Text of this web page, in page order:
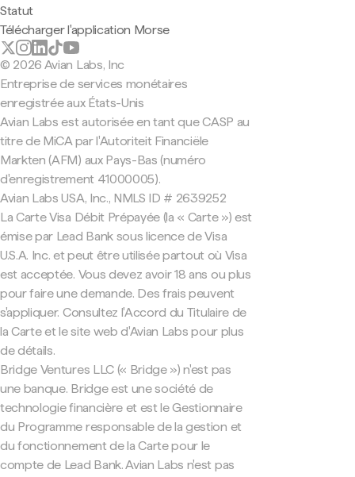
Statut
Télécharger l'application Morse
© 2026 Avian Labs, Inc
Entreprise de services monétaires
enregistrée aux États-Unis
Avian Labs est autorisée en tant que CASP au
titre de MiCA par l'Autoriteit Financiële
Markten (AFM) aux Pays-Bas (numéro
d'enregistrement 41000005).
Avian Labs USA, Inc., NMLS ID # 2639252
La Carte Visa Débit Prépayée (la « Carte ») est
émise par Lead Bank sous licence de Visa
U.S.A. Inc. et peut être utilisée partout où Visa
est acceptée. Vous devez avoir 18 ans ou plus
pour faire une demande. Des frais peuvent
s'appliquer. Consultez l'Accord du Titulaire de
la Carte et le site web d'Avian Labs pour plus
de détails.
Bridge Ventures LLC (« Bridge ») n'est pas
une banque. Bridge est une société de
technologie financière et est le Gestionnaire
du Programme responsable de la gestion et
du fonctionnement de la Carte pour le
compte de Lead Bank. Avian Labs n'est pas